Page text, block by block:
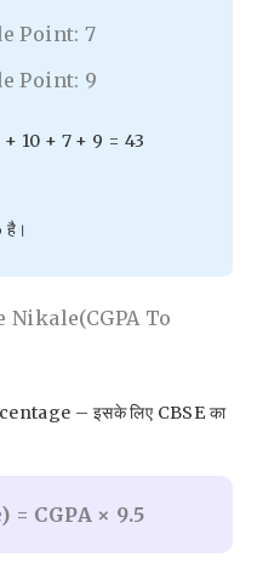
Point: 7
Point: 9
10 + 7 + 9 = 43
है।
Nikale(CGPA To
– इसके लिए CBSE का
CGPA × 9.5